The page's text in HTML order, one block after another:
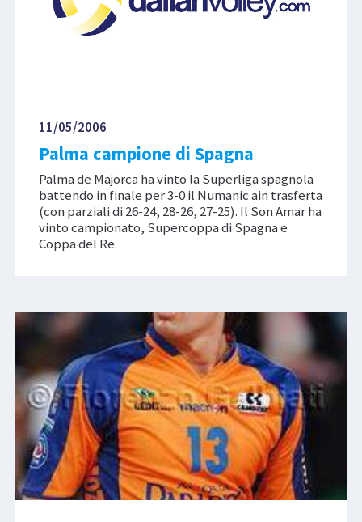
11/05/2006
Palma campione di Spagna
Palma de Majorca ha vinto la Superliga spagnola
battendo in finale per 3-0 il Numanic ain trasferta
(con parziali di 26-24, 28-26, 27-25). Il Son Amar ha
vinto campionato, Supercoppa di Spagna e
Coppa del Re.